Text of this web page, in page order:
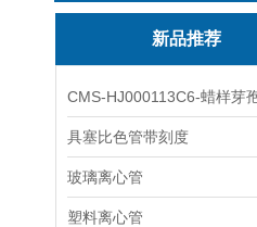
新品推荐
具塞比色管带刻度
玻璃离心管
塑料离心管